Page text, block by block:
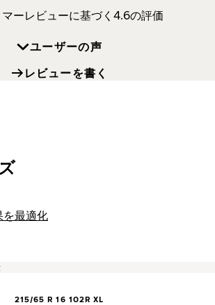
ーレビューに基づく4.6の評価
ユーザーの声
レビューを書く
を最適化
215/65 R 16 102R XL